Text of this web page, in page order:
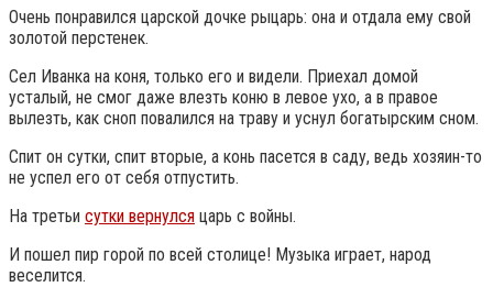
Очень понравился царской дочке рыцарь: она и отдала ему свой
золотой перстенек.
Сел Иванка на коня, только его и видели. Приехал домой
усталый, не смог даже влезть коню в левое ухо, а в правое
вылезть, как сноп повалился на траву и уснул богатырским сном.
Спит он сутки, спит вторые, а конь пасется в саду, ведь хозяин-то
не успел его от себя отпустить.
На третьи сутки вернулся царь с войны.
И пошел пир горой по всей столице! Музыка играет, народ
веселится.